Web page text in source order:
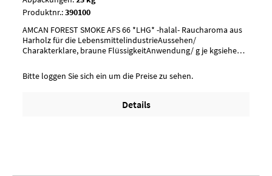
Produktnr.:390100
AMCAN FOREST SMOKE AFS 66 *LHG* -halal- Raucharoma aus
Harholz für die LebensmittelindustrieAussehen/
Charakterklare, braune FlüssigkeitAnwendung/ g je kgsiehe
pro Palette = 24 KanisterArtikel-StatusHalal
geeignetKoscherUnterliegt GHS
Bitte loggen Sie sich ein um die Preise zu sehen.
Details